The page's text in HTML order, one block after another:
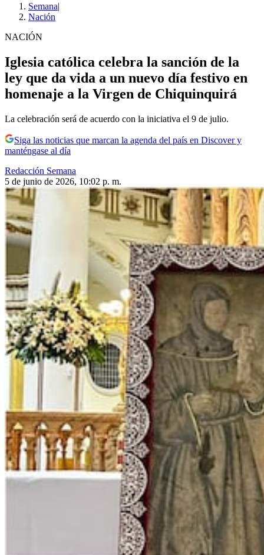
Semana|
Nación
NACIÓN
Iglesia católica celebra la sanción de la
ley que da vida a un nuevo día festivo en
homenaje a la Virgen de Chiquinquirá
La celebración será de acuerdo con la iniciativa el 9 de julio.
Siga las noticias que marcan la agenda del país en Discover y
manténgase al día
Redacción Semana
5 de junio de 2026, 10:02 p. m.